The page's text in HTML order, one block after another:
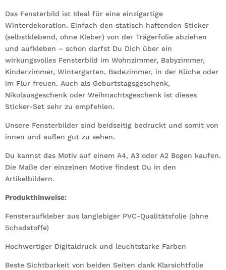
Menge
Das Fensterbild ist Ideal für eine einzigartige
Winterdekoration. Einfach den statisch haftenden Sticker
(selbstklebend, ohne Kleber) von der Trägerfolie abziehen
und aufkleben – schon darfst Du Dich über ein
wirkungsvolles Fensterbild im Wohnzimmer, Babyzimmer,
Kinderzimmer, Wintergarten, Badezimmer, in der Küche oder
im Flur freuen. Auch als Geburtstagsgeschenk,
Nikolausgeschenk oder Weihnachtsgeschenk ist dieses
Sticker-Set sehr zu empfehlen.
Unsere Fensterbilder sind beidseitig bedruckt und somit von
innen und außen gut zu sehen.
Du kannst das Motiv auf einem A4, A3 oder A2 Bogen kaufen.
Die Maße der einzelnen Motive findest Du in den
Artikelbildern.
Produkthinweise:
Fensteraufkleber aus langlebiger PVC-Qualitätsfolie (ohne
Schadstoffe)
Hochwertiger Digitaldruck und leuchtstarke Farben
Beste Sichtbarkeit von beiden Seiten dank Klarsichtfolie